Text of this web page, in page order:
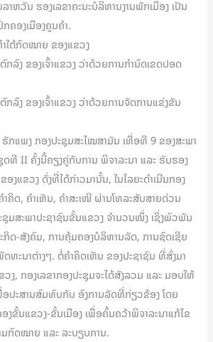
ຫວັນ ຮອງເລຂາຄະນະບໍລິຫານງານພັກເມືອງ ເປັນ
ຄອງເມືອງຄູນຄໍາ.
ໃຕ້ກົດໝາຍ ຂອງແຂວງ
ກລົງ ຂອງເຈົ້າແຂວງ ວ່າດ້ວຍການກໍານົດເຂດປອດ
ກລົງ ຂອງເຈົ້າແຂວງ ວ່າດ້ວຍການຈັດການແຂ່ງຂັນ
ກແພງ ກອງປະຊຸມສະໄໝສາມັນ ເທື່ອທີ 9 ຂອງສະພາ
ທີ II ຄັ້ງນີ້ຄຽງຄູ່ກັບການ ພິຈາລະນາ ແລະ ຮັບຮອງ
ງແຂວງ ດັ່ງທີ່ໄດ້ກ່າວມານັ້ນ, ໃນໄລຍະດໍາເນີນກອງ
າຄິດ, ຄໍາເຫັນ, ຄໍາສະເໜີ ຜ່ານໂທລະສັບສາຍດ່ວນ
ຊຸມສະພາປະຊາຊົນຂັ້ນແຂວງ ຈໍານວນໜຶ່ງ ເຊິ່ງພົວພັນ
ກິດ-ສັງຄົມ, ການຄຸ້ມຄອງບໍລິຫານລັດ, ການຊົດເຊີຍ
ທະນາຕ່າງໆ. ຕໍ່ຄໍາຄິດເຫັນ ຂອງປະຊາຊົນ ທີ່ສົ່ງມາ
ງ, ກອງເລຂາກອງປະຊຸມຈະໄດ້ສັງລວມ ແລະ ມອບໃຫ້
ອປະສານສົມທົບກັບ ອົງການລັດທີ່ກ່ຽວຂ້ອງ ໂດຍ
ງຂັ້ນແຂວງ-ຂັ້ນເມືອງ ເພື່ອຄົ້ນຄວ້າພິຈາລະນາແກ້ໄຂ
ກົດໝາຍ ແລະ ລະບຽບການ.